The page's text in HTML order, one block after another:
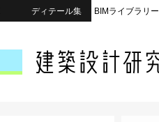
ディテール集 BIMライブラリー